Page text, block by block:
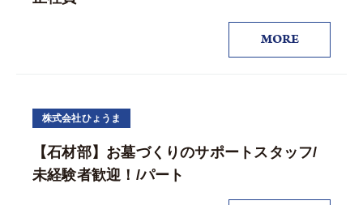
MORE
株式会社ひょうま
【石材部】お墓づくりのサポートスタッフ/
未経験者歓迎！/パート